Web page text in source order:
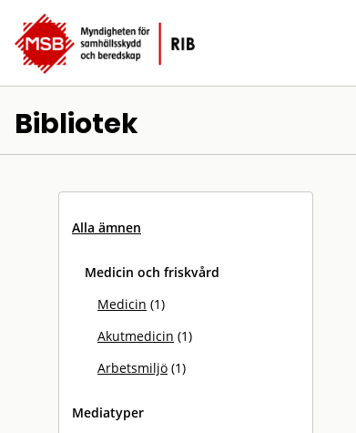
Bibliotek
Alla ämnen
Medicin och friskvård
Medicin (1)
Akutmedicin (1)
Arbetsmiljö (1)
Mediatyper